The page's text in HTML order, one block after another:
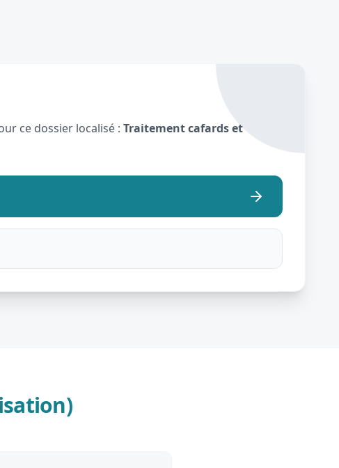
ce dossier localisé : Traitement cafards et